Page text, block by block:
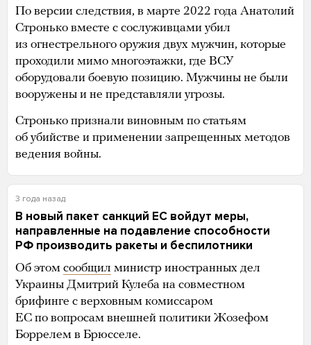
По версии следствия, в марте 2022 года Анатолий
Стронько вместе с сослуживцами убил
из огнестрельного оружия двух мужчин, которые
проходили мимо многоэтажки, где ВСУ
оборудовали боевую позицию. Мужчины не были
вооружены и не представляли угрозы.
Стронько признали виновным по статьям
об убийстве и применении запрещенных методов
ведения войны.
3 года назад
В новый пакет санкций ЕС войдут меры,
направленные на подавление способности
РФ производить ракеты и беспилотники
Об этом сообщил министр иностранных дел
Украины Дмитрий Кулеба на совместном
брифинге с верховным комиссаром
ЕС по вопросам внешней политики Жозефом
Боррелем в Брюсселе.